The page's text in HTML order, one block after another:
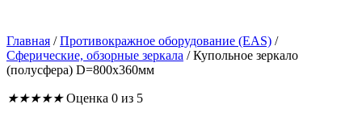
Главная /Противокражное оборудование (EAS) /
Сферические, обзорные зеркала /Купольное зеркало
(полусфера) D=800х360мм
★★★★★ Оценка 0 из 5